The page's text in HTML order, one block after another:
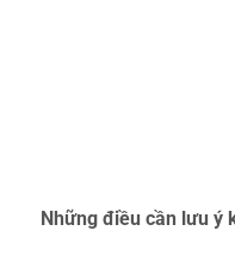
Những điều cần lưu ý